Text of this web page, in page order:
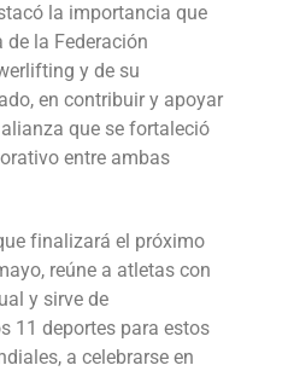
la importancia que
de la Federación
y de su
en contribuir y apoyar
alianza que se fortaleció
entre ambas
finalizará el próximo
reúne a atletas con
y sirve de
11 deportes para estos
a celebrarse en